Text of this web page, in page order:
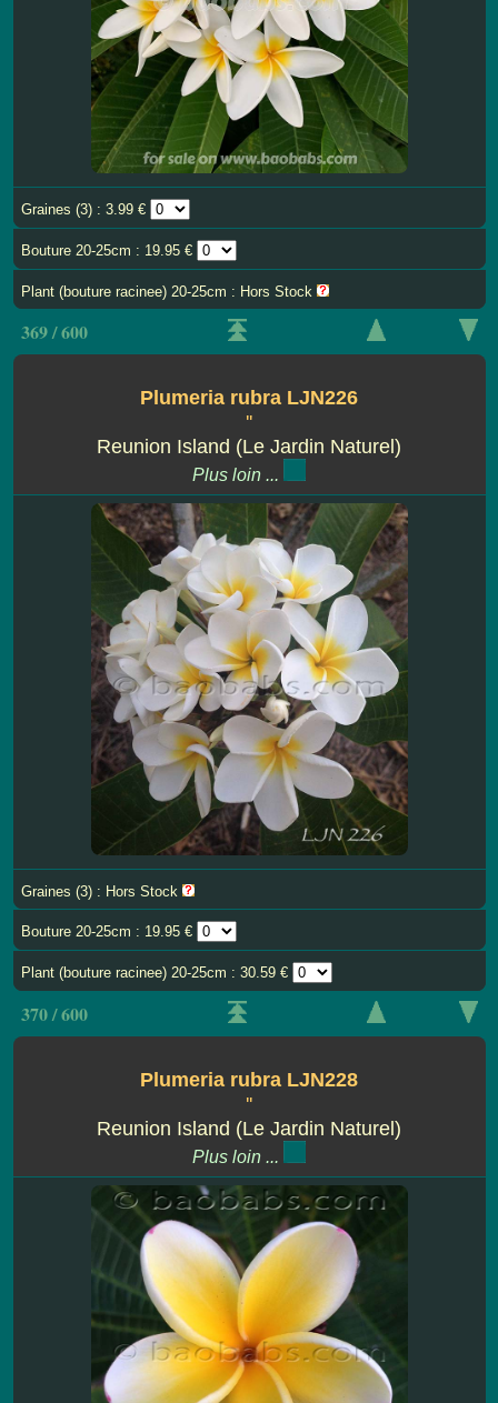
Graines (3) : 3.99 €
Bouture 20-25cm : 19.95 €
Plant (bouture racinee) 20-25cm : Hors Stock
369 / 600
Plumeria rubra LJN226
''
Reunion Island (Le Jardin Naturel)
Plus loin ...
Graines (3) : Hors Stock
Bouture 20-25cm : 19.95 €
Plant (bouture racinee) 20-25cm : 30.59 €
370 / 600
Plumeria rubra LJN228
''
Reunion Island (Le Jardin Naturel)
Plus loin ...